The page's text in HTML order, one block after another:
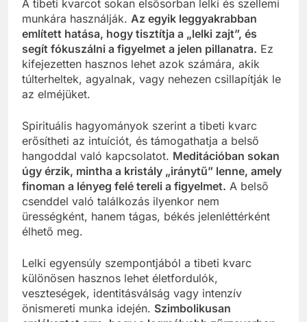
A tibeti kvarcot sokan elsősorban lelki és szellemi
munkára használják. Az egyik leggyakrabban
említett hatása, hogy tisztítja a „lelki zajt”, és
segít fókuszálni a figyelmet a jelen pillanatra. Ez
kifejezetten hasznos lehet azok számára, akik
túlterheltek, agyalnak, vagy nehezen csillapítják le
az elméjüket.
Spirituális hagyományok szerint a tibeti kvarc
erősítheti az intuíciót, és támogathatja a belső
hangoddal való kapcsolatot. Meditációban sokan
úgy érzik, mintha a kristály „iránytű” lenne, amely
finoman a lényeg felé tereli a figyelmet. A belső
csenddel való találkozás ilyenkor nem
ürességként, hanem tágas, békés jelenléttérként
élhető meg.
Lelki egyensúly szempontjából a tibeti kvarc
különösen hasznos lehet életfordulók,
veszteségek, identitásválság vagy intenzív
önismereti munka idején. Szimbolikusan